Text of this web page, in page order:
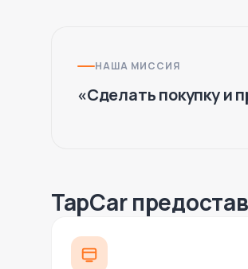
НАША МИССИЯ
«Сделать покупку и
TapCar